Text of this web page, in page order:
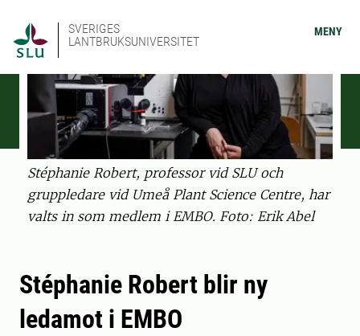
SVERIGES
LANTBRUKSUNIVERSITET
MENY
Stéphanie Robert, professor vid SLU och
gruppledare vid Umeå Plant Science Centre, har
valts in som medlem i EMBO. Foto: Erik Abel
Stéphanie Robert blir ny
ledamot i EMBO